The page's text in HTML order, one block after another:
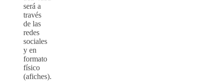
será a
través
de las
redes
sociales
y en
formato
físico
(afiches).